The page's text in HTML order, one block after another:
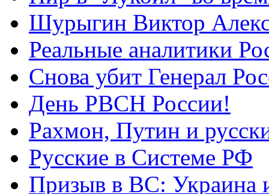
Шурыгин Виктор
Реальные аналитики
Снова убит Генерал
День РВСН России!
Рахмон, Путин и
Русские в Системе РФ
Призыв в ВС: Украина